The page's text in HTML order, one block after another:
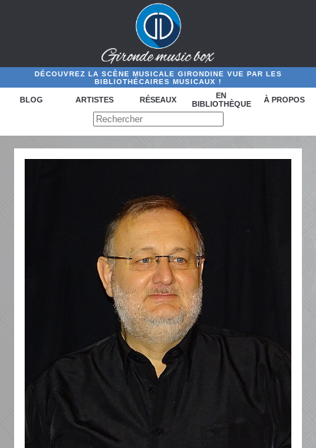
DÉCOUVREZ LA SCÈNE MUSICALE GIRONDINE VUE PAR LES
BIBLIOTHÉCAIRES MUSICAUX !
BLOG ARTISTES RÉSEAUX
EN
BIBLIOTHÈQUE
À PROPOS